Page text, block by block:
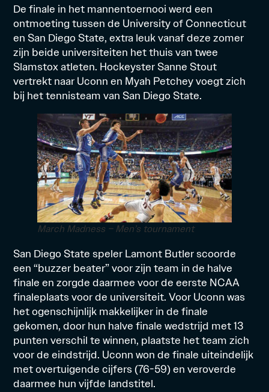
De finale in het mannentoernooi werd een
ontmoeting tussen de University of Connecticut
en San Diego State, extra leuk vanaf deze zomer
zijn beide universiteiten het thuis van twee
Slamstox atleten. Hockeyster Sanne Stout
vertrekt naar Uconn en Myah Petchey voegt zich
bij het tennisteam van San Diego State.
March Madness – Men’s tournament
San Diego State speler Lamont Butler scoorde
een “buzzer beater” voor zijn team in de halve
finale en zorgde daarmee voor de eerste NCAA
finaleplaats voor de universiteit. Voor Uconn was
het ogenschijnlijk makkelijker in de finale
gekomen, door hun halve finale wedstrijd met 13
punten verschil te winnen, plaatste het team zich
voor de eindstrijd. Uconn won de finale uiteindelijk
met overtuigende cijfers (76-59) en veroverde
daarmee hun vijfde landstitel.